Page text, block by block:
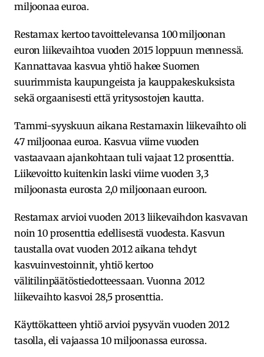
miljoonaa euroa.
Restamax kertoo tavoittelevansa 100 miljoonan
euron liikevaihtoa vuoden 2015 loppuun mennessä.
Kannattavaa kasvua yhtiö hakee Suomen
suurimmista kaupungeista ja kauppakeskuksista
sekä orgaanisesti että yritysostojen kautta.
Tammi-syyskuun aikana Restamaxin liikevaihto oli
47 miljoonaa euroa. Kasvua viime vuoden
vastaavaan ajankohtaan tuli vajaat 12 prosenttia.
Liikevoitto kuitenkin laski viime vuoden 3,3
miljoonasta eurosta 2,0 miljoonaan euroon.
Restamax arvioi vuoden 2013 liikevaihdon kasvavan
noin 10 prosenttia edellisestä vuodesta. Kasvun
taustalla ovat vuoden 2012 aikana tehdyt
kasvuinvestoinnit, yhtiö kertoo
välitilinpäätöstiedotteessaan. Vuonna 2012
liikevaihto kasvoi 28,5 prosenttia.
Käyttökatteen yhtiö arvioi pysyvän vuoden 2012
tasolla, eli vajaassa 10 miljoonassa eurossa.